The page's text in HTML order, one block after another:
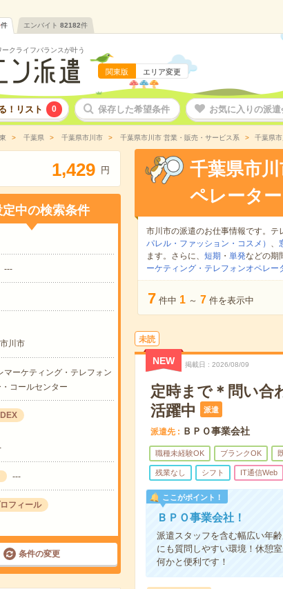
件 エンバイト 82182件
クライフバランスが叶う
関東版 エリア変更
！リスト 0 保存した希望条件 お気に入りの派遣
千葉県 千葉県市川市 千葉県市川市 営業・販売・サービス系 千葉県
1,429 円
定中の検索条件
---
市川市
マーケティング・テレフォン
コールセンター
---
フィール
条件の変更
千葉県市
ペレータ
市川市の派遣のお仕事情報です。テ
パレル・ファッション・コスメ） 、
ます。さらに、 短期 ・ 単発などの期
ーケティング・テレフォンオペレー
7 件中 1 ～ 7 件を表示中
未読
NEW 掲載日 2026/08/09
定時まで＊問い合
活躍中
派遣
派遣先 ＢＰＯ事業会社
職種未経験OK ブランクOK
残業なし シフト IT通信Web
ここがポイント！
ＢＰＯ事業会社！
派遣スタッフを含む幅広い年
にも質問しやすい環境！休憩
何かと便利です！